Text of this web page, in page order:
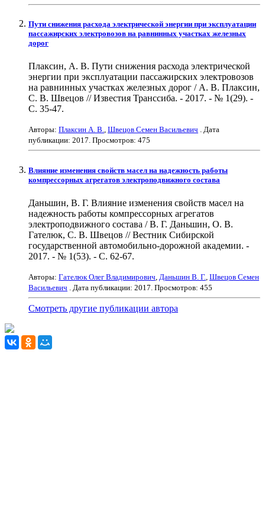
Пути снижения расхода электрической энергии при эксплуатации
пассажирских электровозов на равнинных участках железных
дорог
Плаксин, А. В. Пути снижения расхода электрической
энергии при эксплуатации пассажирских электровозов
на равнинных участках железных дорог / А. В. Плаксин,
С. В. Швецов // Известия Транссиба. - 2017. - № 1(29). -
С. 35-47.
Авторы: Плаксин А. В., Швецов Семен Васильевич . Дата
публикации: 2017. Просмотров: 475
Влияние изменения свойств масел на надежность работы
компрессорных агрегатов электроподвижного состава
Даньшин, В. Г. Влияние изменения свойств масел на
надежность работы компрессорных агрегатов
электроподвижного состава / В. Г. Даньшин, О. В.
Гателюк, С. В. Швецов // Вестник Сибирской
государственной автомобильно-дорожной академии. -
2017. - № 1(53). - С. 62-67.
Авторы: Гателюк Олег Владимирович Даньшин В. Г. Швецов Семен
Васильевич . Дата публикации: 2017 . Просмотров: 455
Смотреть другие публикации автора